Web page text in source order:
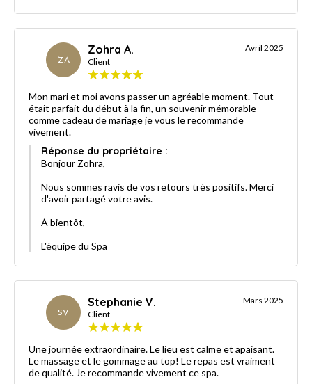
ZA
Zohra A.
Client
Avril 2025
Mon mari et moi avons passer un agréable moment. Tout
était parfait du début à la fin, un souvenir mémorable
comme cadeau de mariage je vous le recommande
vivement.
Réponse du propriétaire :
Bonjour Zohra,
Nous sommes ravis de vos retours très positifs. Merci
d'avoir partagé votre avis.
À bientôt,
L'équipe du Spa
SV
Stephanie V.
Client
Mars 2025
Une journée extraordinaire. Le lieu est calme et apaisant.
Le massage et le gommage au top! Le repas est vraiment
de qualité. Je recommande vivement ce spa.